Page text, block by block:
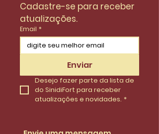
Cadastre-se para receber
atualizações.
Email *
Enviar
Desejo fazer parte da lista de
do SinidiFort para receber
atualizações e novidades. *